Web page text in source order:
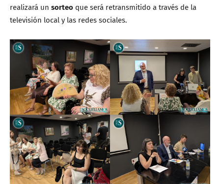
realizará un sorteo que será retransmitido a través de la
televisión local y las redes sociales.